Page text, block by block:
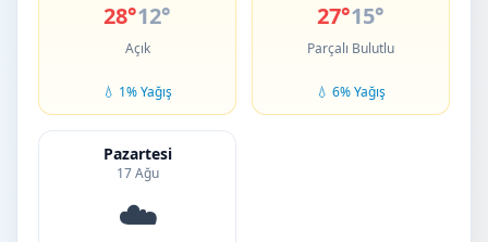
28°12°
Açık
💧 1% Yağış
27°15°
Parçalı Bulutlu
💧 6% Yağış
Pazartesi
17 Ağu
☁️